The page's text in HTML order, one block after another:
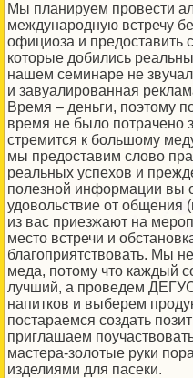
Мы планируем провести
международную встречу
официоза и предоставить
которые добились
нашем семинаре не
и завуалированная
Время – деньги, поэтому
время не было потрачено
стремится к большому
мы предоставим слово
реальных успехов и
полезной информации вы
удовольствие от общения
из вас приезжают на
место встречи и
благоприятствовать. Мы
меда, потому что каждый
лучший, а проведем
напитков и выберем
постараемся создать
приглашаем
мастера-золотые руки
изделиями для пасеки.